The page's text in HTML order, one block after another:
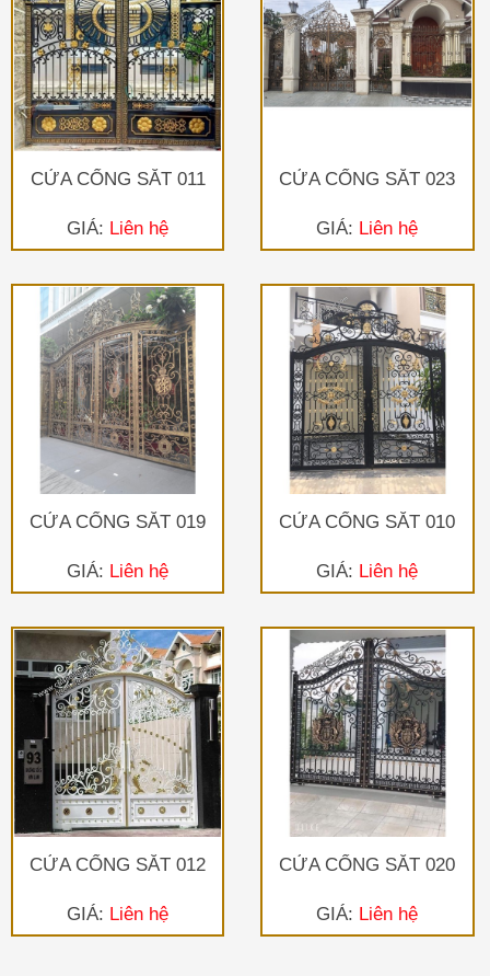
CỬA CỔNG SẮT 011
GIÁ: Liên hệ
CỬA CỔNG SẮT 023
GIÁ: Liên hệ
CỬA CỔNG SẮT 019
GIÁ: Liên hệ
CỬA CỔNG SẮT 010
GIÁ: Liên hệ
CỬA CỔNG SẮT 012
GIÁ: Liên hệ
CỬA CỔNG SẮT 020
GIÁ: Liên hệ